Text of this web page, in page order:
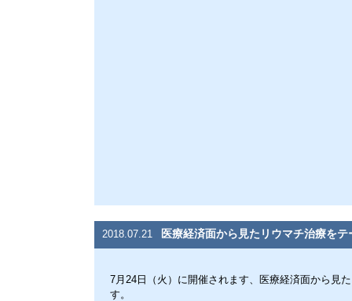
2018.07.21 医療経済面から見たリウマチ治療を
7月24日（火）に開催されます、医療経済面から見
す。